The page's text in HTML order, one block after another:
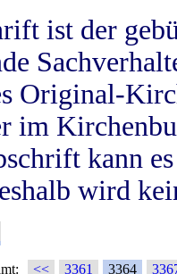
ist der
Original-
im
kann
wird
<< 3361 3364